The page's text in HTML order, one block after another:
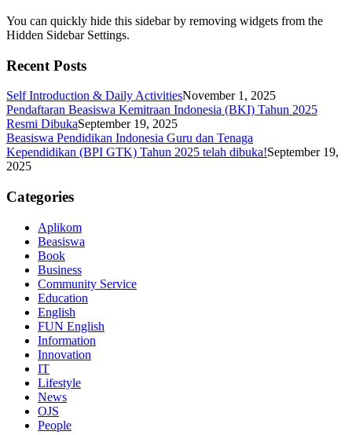
You can quickly hide this sidebar by removing widgets from the
Hidden Sidebar Settings.
Recent Posts
Self Introduction & Daily ActivitiesNovember 1, 2025
Pendaftaran Beasiswa Kemitraan Indonesia (BKI) Tahun 2025
Resmi DibukaSeptember 19, 2025
Beasiswa Pendidikan Indonesia Guru dan Tenaga
Kependidikan (BPI GTK) Tahun 2025 telah dibuka!September 19,
2025
Categories
Aplikom
Beasiswa
Book
Business
Community Service
Education
English
FUN English
Information
Innovation
IT
Lifestyle
News
OJS
People